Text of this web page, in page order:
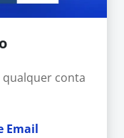
qualquer conta
Email